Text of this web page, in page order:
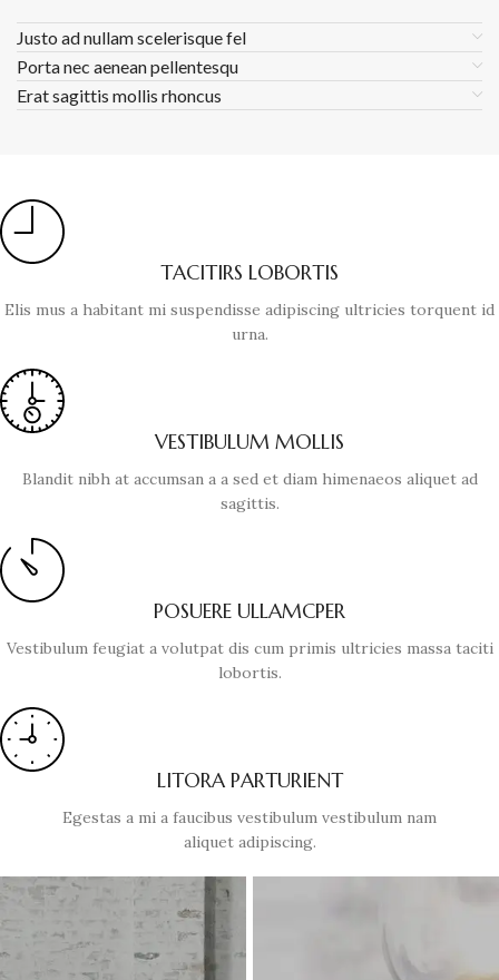
Justo ad nullam scelerisque fel
Porta nec aenean pellentesqu
Erat sagittis mollis rhoncus
TACITIRS LOBORTIS
Elis mus a habitant mi suspendisse adipiscing ultricies torquent id
urna.
VESTIBULUM MOLLIS
Blandit nibh at accumsan a a sed et diam himenaeos aliquet ad
sagittis.
POSUERE ULLAMCPER
Vestibulum feugiat a volutpat dis cum primis ultricies massa taciti
lobortis.
LITORA PARTURIENT
Egestas a mi a faucibus vestibulum vestibulum nam
aliquet adipiscing.